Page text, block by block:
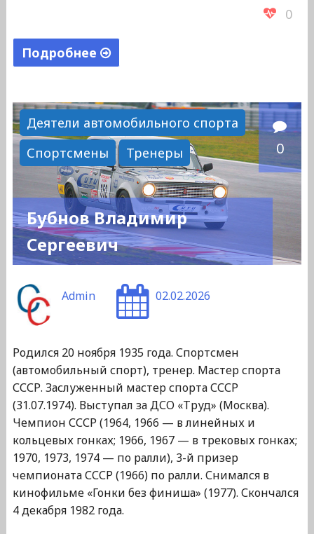
0
Подробнее
Семенович"
Деятели автомобильного спорта
Спортсмены
Тренеры 0
Бубнов Владимир
Сергеевич
Admin 02.02.2026
Родился 20 ноября 1935 года. Спортсмен
(автомобильный спорт), тренер. Мастер спорта
СССР. Заслуженный мастер спорта СССР
(31.07.1974). Выступал за ДСО «Труд» (Москва).
Чемпион СССР (1964, 1966 — в линейных и
кольцевых гонках; 1966, 1967 — в трековых гонках;
1970, 1973, 1974 — по ралли), 3-й призер
чемпионата СССР (1966) по ралли. Снимался в
кинофильме «Гонки без финиша» (1977). Скончался
4 декабря 1982 года.